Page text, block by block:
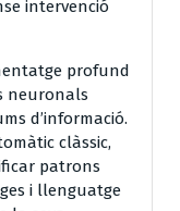
intervenció
profund
neuronals
d’informació.
clàssic,
patrons
i llenguatge